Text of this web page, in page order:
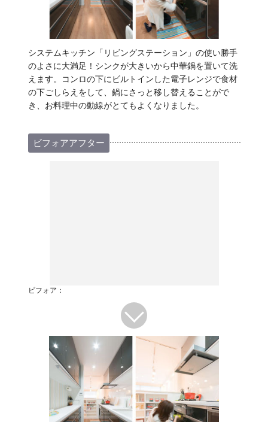
システムキッチン「リビングステーション」の使い勝手
のよさに大満足！シンクが大きいから中華鍋を置いて洗
えます。コンロの下にビルトインした電子レンジで食材
の下ごしらえをして、鍋にさっと移し替えることがで
き、お料理中の動線がとてもよくなりました。
ビフォアアフター
ビフォア：